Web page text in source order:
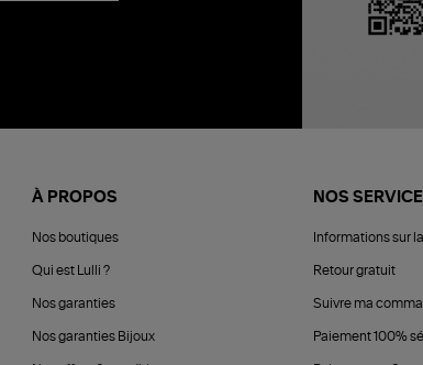
À PROPOS
Nos boutiques
Qui est Lulli ?
Nos garanties
Nos garanties Bijoux
NOS
Informations sur
Retour gratuit
Suivre ma
Paiement 100%